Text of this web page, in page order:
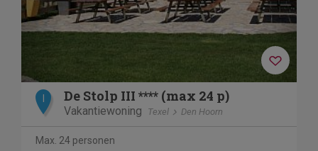
De Stolp III **** (max 24 p)
Vakantiewoning Texel Den Hoorn
Max. 24 personen